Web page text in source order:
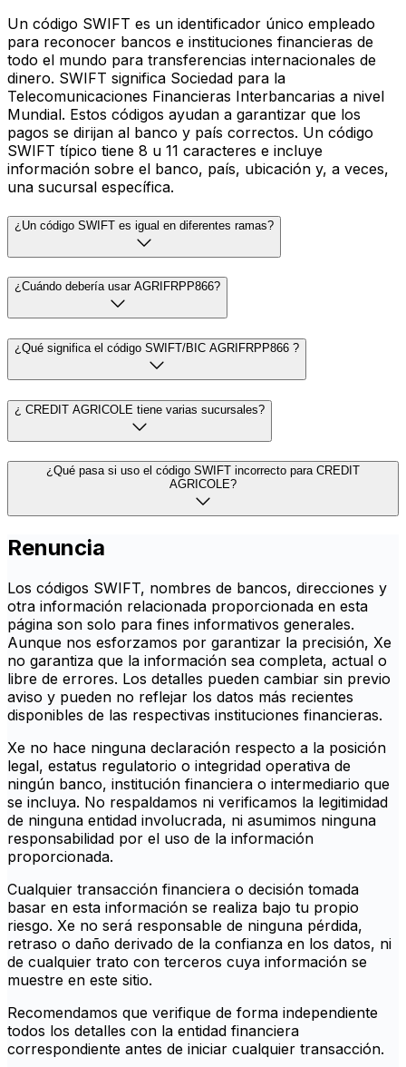
Un código SWIFT es un identificador único empleado
para reconocer bancos e instituciones financieras de
todo el mundo para transferencias internacionales de
dinero. SWIFT significa Sociedad para la
Telecomunicaciones Financieras Interbancarias a nivel
Mundial. Estos códigos ayudan a garantizar que los
pagos se dirijan al banco y país correctos. Un código
SWIFT típico tiene 8 u 11 caracteres e incluye
información sobre el banco, país, ubicación y, a veces,
una sucursal específica.
¿Un código SWIFT es igual en diferentes ramas?
¿Cuándo debería usar AGRIFRPP866?
¿Qué significa el código SWIFT/BIC AGRIFRPP866 ?
¿ CREDIT AGRICOLE tiene varias sucursales?
¿Qué pasa si uso el código SWIFT incorrecto para CREDIT
AGRICOLE?
Renuncia
Los códigos SWIFT, nombres de bancos, direcciones y
otra información relacionada proporcionada en esta
página son solo para fines informativos generales.
Aunque nos esforzamos por garantizar la precisión, Xe
no garantiza que la información sea completa, actual o
libre de errores. Los detalles pueden cambiar sin previo
aviso y pueden no reflejar los datos más recientes
disponibles de las respectivas instituciones financieras.
Xe no hace ninguna declaración respecto a la posición
legal, estatus regulatorio o integridad operativa de
ningún banco, institución financiera o intermediario que
se incluya. No respaldamos ni verificamos la legitimidad
de ninguna entidad involucrada, ni asumimos ninguna
responsabilidad por el uso de la información
proporcionada.
Cualquier transacción financiera o decisión tomada
basar en esta información se realiza bajo tu propio
riesgo. Xe no será responsable de ninguna pérdida,
retraso o daño derivado de la confianza en los datos, ni
de cualquier trato con terceros cuya información se
muestre en este sitio.
Recomendamos que verifique de forma independiente
todos los detalles con la entidad financiera
correspondiente antes de iniciar cualquier transacción.